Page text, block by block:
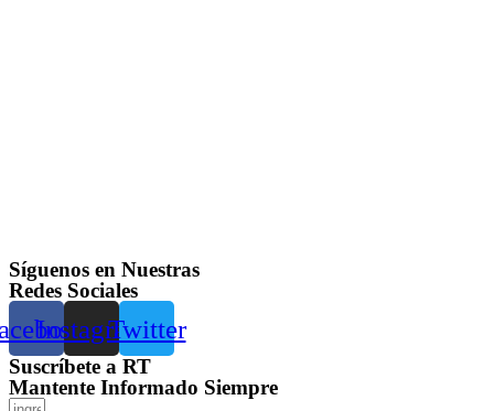
Síguenos en Nuestras
Redes Sociales
InstagramTwitter
Suscríbete a RT
Mantente Informado Siempre